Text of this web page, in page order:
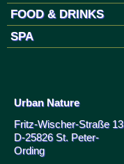
FOOD & DRINKS
SPA
Urban Nature
Fritz-Wischer-Straße 13
D-25826 St. Peter-
Ording